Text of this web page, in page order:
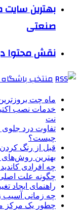
بهترین
صنعتی
نقش محتوا
منتخب
ماه چت
خدمات نصب
نت
تفاوت درد جلوی
چیست؟
قبل از رنگ کردن
بهترین روش‌های
چه افرادی
چگونه علت
راهنمای ایجاد
چه زمانی آسیب
چطور یک مرکز